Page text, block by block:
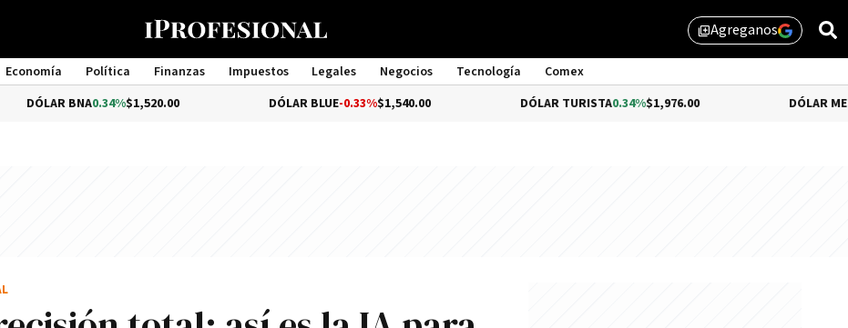
library_addAgreganos
Economía Política Finanzas Impuestos Legales Negocios Tecnología
Comex
Management
0.34%$1,520.00 -0.33%$1,540.00 DÓLAR TURISTA0.34%$1,976.00 -0.54%